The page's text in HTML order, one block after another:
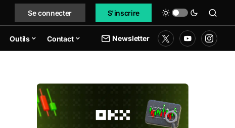
Se connecter S'inscrire
Outils Contact Newsletter